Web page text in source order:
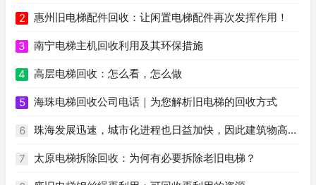
2 惠州旧电梯配件回收：让闲置电梯配件再次发挥作用！
3 南宁电梯主机回收利用及其环保措施
4 高层电梯回收：怎么看，怎么做
5 海珠电梯回收公司电话｜为您解析旧电梯的回收方式
6 珠海发展迅速，城市化进程也日益加快，因此建筑物高度
逐年增加，电梯也成为安全、便利、快捷的必需品。旧电梯
7 太原电梯拆除回收：为何有必要拆除老旧电梯？